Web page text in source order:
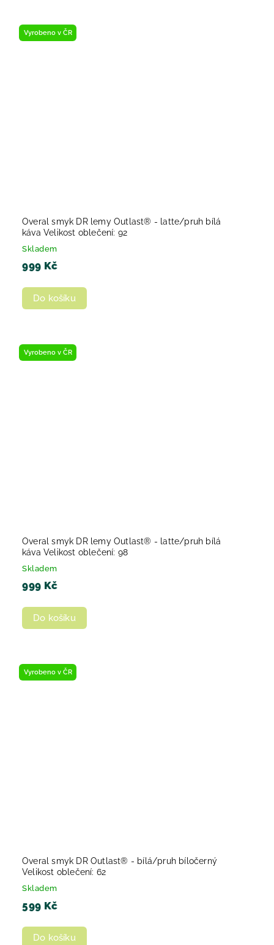
Vyrobeno v ČR
Overal smyk DR lemy Outlast® - latte/pruh bílá
káva Velikost oblečení: 92
Skladem
999 Kč
Do košíku
Vyrobeno v ČR
Overal smyk DR lemy Outlast® - latte/pruh bílá
káva Velikost oblečení: 98
Skladem
999 Kč
Do košíku
Vyrobeno v ČR
Overal smyk DR Outlast® - bílá/pruh bíločerný
Velikost oblečení: 62
Skladem
599 Kč
Do košíku